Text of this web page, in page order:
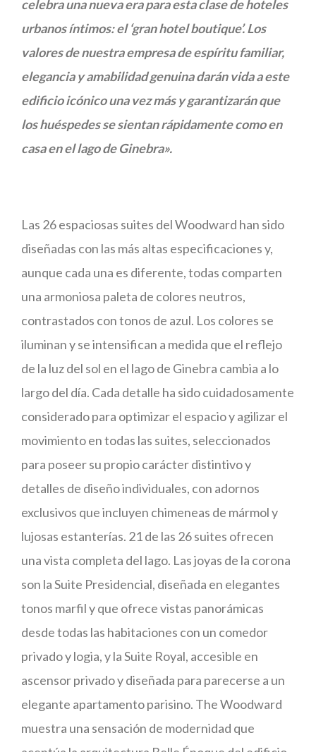
celebra una nueva era para esta clase de hoteles
urbanos íntimos: el ‘gran hotel boutique’. Los
valores de nuestra empresa de espíritu familiar,
elegancia y amabilidad genuina darán vida a este
edificio icónico una vez más y garantizarán que
los huéspedes se sientan rápidamente como en
casa en el lago de Ginebra».
Las 26 espaciosas suites del Woodward han sido
diseñadas con las más altas especificaciones y,
aunque cada una es diferente, todas comparten
una armoniosa paleta de colores neutros,
contrastados con tonos de azul. Los colores se
iluminan y se intensifican a medida que el reflejo
de la luz del sol en el lago de Ginebra cambia a lo
largo del día. Cada detalle ha sido cuidadosamente
considerado para optimizar el espacio y agilizar el
movimiento en todas las suites, seleccionados
para poseer su propio carácter distintivo y
detalles de diseño individuales, con adornos
exclusivos que incluyen chimeneas de mármol y
lujosas estanterías. 21 de las 26 suites ofrecen
una vista completa del lago. Las joyas de la corona
son la Suite Presidencial, diseñada en elegantes
tonos marfil y que ofrece vistas panorámicas
desde todas las habitaciones con un comedor
privado y logia, y la Suite Royal, accesible en
ascensor privado y diseñada para parecerse a un
elegante apartamento parisino. The Woodward
muestra una sensación de modernidad que